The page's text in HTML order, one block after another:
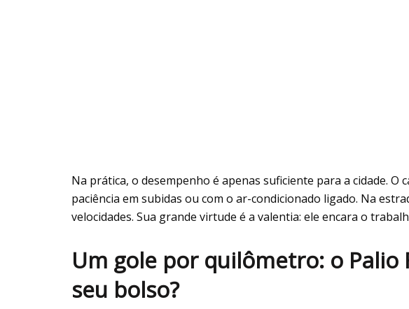
Na prática, o desempenho é apenas suficiente para a cidade. O
paciência em subidas ou com o ar-condicionado ligado. Na
velocidades. Sua grande virtude é a valentia: ele encara o
Um gole por quilômetro: o Palio
seu bolso?